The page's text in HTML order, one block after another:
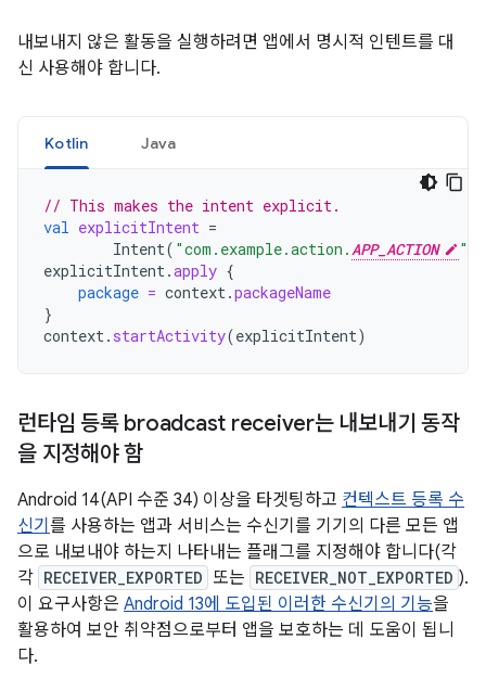
내보내지 않은 활동을 실행하려면 앱에서 명시적 인텐트를 대
신 사용해야 합니다.
Kotlin Java
// This makes the intent explicit.
val explicitIntent =
Intent( "com.example.action.APP_ACTION "
explicitIntent.apply {
package = context.packageName
}
context. startActivity(explicitIntent)
런타임 등록 broadcast receiver는 내보내기 동작
을 지정해야 함
Android 14(API 수준 34) 이상을 타겟팅하고 컨텍스트 등록 수
신기 를 사용하는 앱과 서비스는 수신기를 기기의 다른 모든 앱
으로 내보내야 하는지 나타내는 플래그를 지정해야 합니다(각
각 RECEIVER_EXPORTED 또는 RECEIVER_NOT_EXPORTED ).
이 요구사항은 Android 13에 도입된 이러한 수신기의 기능을
활용하여 보안 취약점으로부터 앱을 보호하는 데 도움이 됩니
다.